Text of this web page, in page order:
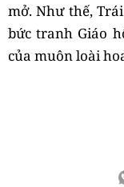
mở. Như thế,
bức tranh Giáo
của muôn loài